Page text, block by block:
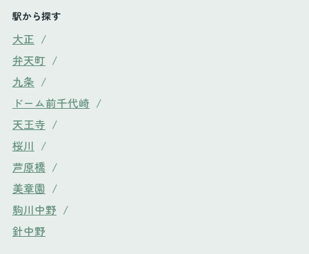
駅から探す
大正 /
弁天町 /
九条 /
ドーム前千代崎 /
天王寺 /
桜川 /
芦原橋 /
美章園 /
駒川中野 /
針中野